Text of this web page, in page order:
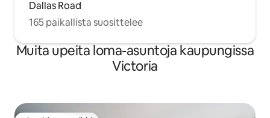
Dallas Road
165 paikallista suosittelee
Muita upeita loma-asuntoja kaupungissa
Victoria